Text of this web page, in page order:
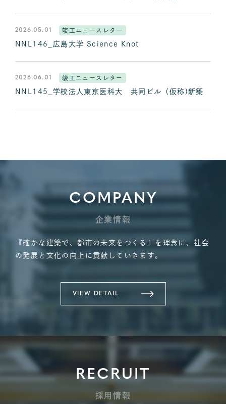
2026.05.01 竣工ニュースレター
NNL146_広島大学 Science Knot
2026.06.01 竣工ニュースレター
NNL145_学校法人東京医科大 共同ビル（仮称)新築
COMPANY
企業情報
『確かな建築で、都市の未来をつくる』を理念に、社会
の発展と文化の向上に貢献していきます。
VIEW DETAIL
RECRUIT
採用情報